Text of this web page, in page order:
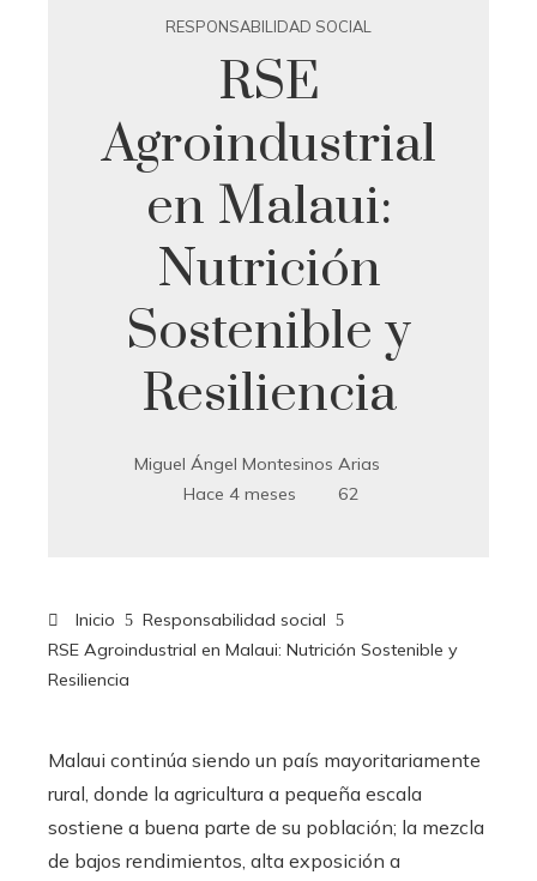
RESPONSABILIDAD SOCIAL
RSE
Agroindustrial
en Malaui:
Nutrición
Sostenible y
Resiliencia
Miguel Ángel Montesinos Arias
Hace 4 meses
62
Inicio
Responsabilidad social
RSE Agroindustrial en Malaui: Nutrición Sostenible y
Resiliencia
Malaui continúa siendo un país mayoritariamente
rural, donde la agricultura a pequeña escala
sostiene a buena parte de su población; la mezcla
de bajos rendimientos, alta exposición a